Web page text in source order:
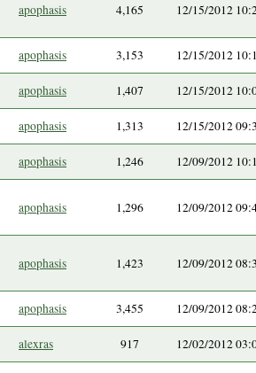
apophasis 4,165 12/15/2012
apophasis 3,153 12/15/2012
apophasis 1,407 12/15/2012
apophasis 1,313 12/15/2012
apophasis 1,246 12/09/2012
apophasis 1,296 12/09/2012
apophasis 1,423 12/09/2012
apophasis 3,455 12/09/2012
alexras 917 12/02/2012